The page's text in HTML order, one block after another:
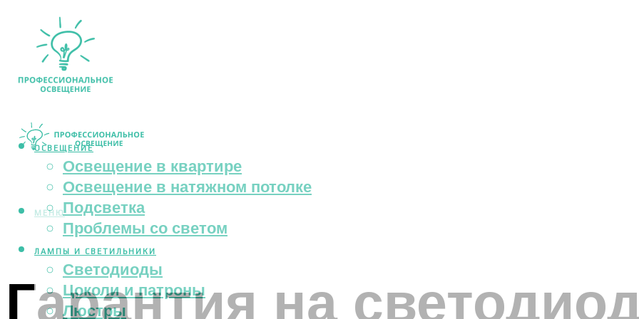
ОСВЕЩЕНИЕ
Освещение в квартире
Освещение в натяжном потолке
Подсветка
Проблемы со светом
ЛАМПЫ И СВЕТИЛЬНИКИ
Светодиоды
Цоколи и патроны
Люстры
МЕНЮ
Гарантия на